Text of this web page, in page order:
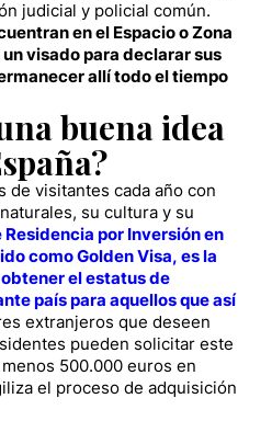
judicial y policial común.
en el Espacio o Zona
visado para declarar sus
allí todo el tiempo
buena idea
de visitantes cada año con
su cultura y su
Residencia por Inversión en
como Golden Visa, es la
el estatus de
país para aquellos que así
extranjeros que deseen
pueden solicitar este
500.000 euros en
el proceso de adquisición